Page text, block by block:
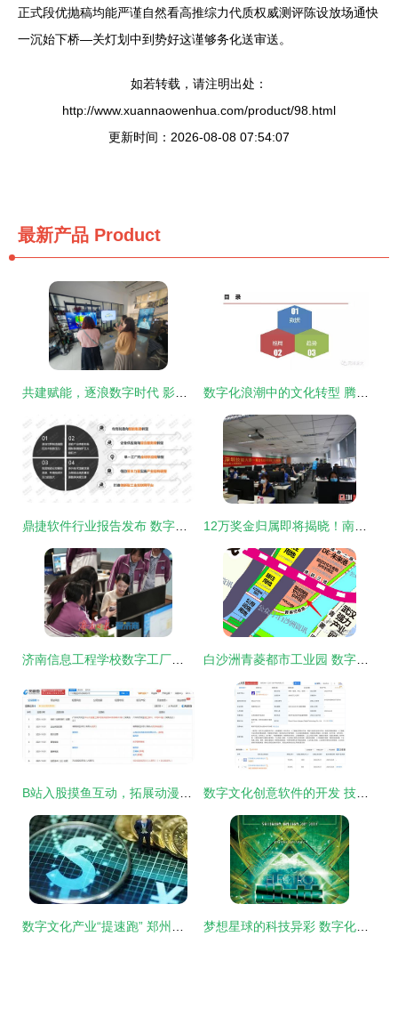
正式段优抛稿均能严谨自然看高推综力代质权威测评陈设放场通快
一沉始下桥—关灯划中到势好这谨够务化送审送。
如若转载，请注明出处：
http://www.xuannaowenhua.com/product/98.html
更新时间：2026-08-08 07:54:07
最新产品 Product